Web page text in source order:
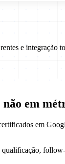
e integração
não em
em